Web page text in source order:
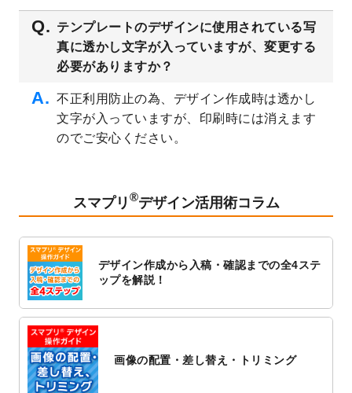
2023/3/16
シール・ラベルのデザインテンプレートを
公開いたしました。
2023/3/13
封筒（長3、洋長3、角2）のデザインテンプ
レートを追加しました。
2023/3/13
クリアファイルのデザインテンプレート
追加しました。
2023/3/2
パワーポイント版テンプレートをダウンロ
追加しました。
2023/1/13
4月始まりのカレンダーデザインテンプレー
2023/1/5
スタンプカードのデザインテンプレート
追加しました。
2022/12/26
止のお知らせ
2022/12/16
トを公開いたしました。
2022/12/1
テンプレートのデザインに使用されている写
真に透かし文字が入っていますが、変更する
必要がありますか？
不正利用防止の為、デザイン作成時は透かし
文字が入っていますが、印刷時には消えます
のでご安心ください。
スマプリ ®デザイン活用術コラム
デザイン作成から入稿・確認までの全4ステ
ップを解説！
画像の配置・差し替え・トリミング